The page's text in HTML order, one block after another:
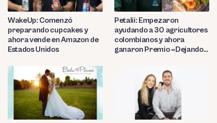
WakeUp: Comenzó
preparando cupcakes y
ahora vende en Amazon de
Estados Unidos
Petalii: Empezaron
ayudando a 30 agricultores
colombianos y ahora
ganaron Premio «Dejando